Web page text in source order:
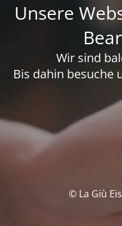
Unsere
Wir sind
Bis dahin besuche
© La Giù